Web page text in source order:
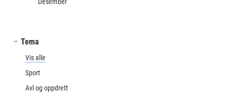
Tema
Vis alle
Sport
Avl og oppdrett